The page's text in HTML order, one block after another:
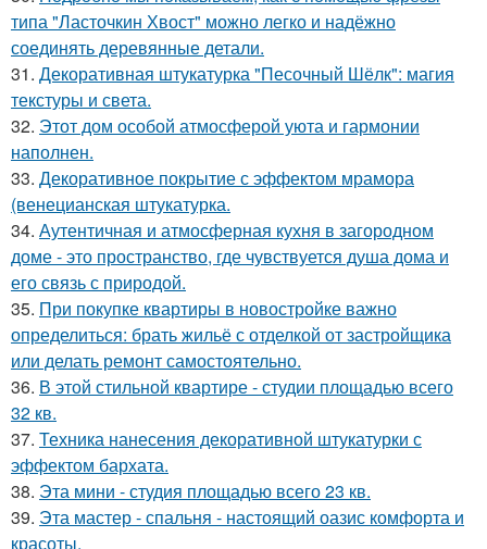
типа "Ласточкин Хвост" можно легко и надёжно
соединять деревянные детали.
31. Декоративная штукатурка "Песочный Шёлк": магия
текстуры и света.
32. Этот дом особой атмосферой уюта и гармонии
наполнен.
33. Декоративное покрытие с эффектом мрамора
(венецианская штукатурка.
34. Аутентичная и атмосферная кухня в загородном
доме - это пространство, где чувствуется душа дома и
его связь с природой.
35. При покупке квартиры в новостройке важно
определиться: брать жильё с отделкой от застройщика
или делать ремонт самостоятельно.
36. В этой стильной квартире - студии площадью всего
32 кв.
37. Техника нанесения декоративной штукатурки с
эффектом бархата.
38. Эта мини - студия площадью всего 23 кв.
39. Эта мастер - спальня - настоящий оазис комфорта и
красоты.